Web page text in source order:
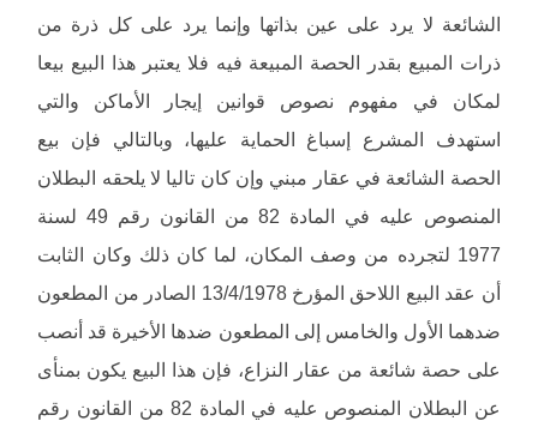
الشائعة لا يرد على عين بذاتها وإنما يرد على كل ذرة من
ذرات المبيع بقدر الحصة المبيعة فيه فلا يعتبر هذا البيع بيعا
لمكان في مفهوم نصوص قوانين إيجار الأماكن والتي
استهدف المشرع إسباغ الحماية عليها، وبالتالي فإن بيع
الحصة الشائعة في عقار مبني وإن كان تاليا لا يلحقه البطلان
المنصوص عليه في المادة 82 من القانون رقم 49 لسنة
1977 لتجرده من وصف المكان، لما كان ذلك وكان الثابت
أن عقد البيع اللاحق المؤرخ 13/4/1978 الصادر من المطعون
ضدهما الأول والخامس إلى المطعون ضدها الأخيرة قد أنصب
على حصة شائعة من عقار النزاع، فإن هذا البيع يكون بمنأى
عن البطلان المنصوص عليه في المادة 82 من القانون رقم